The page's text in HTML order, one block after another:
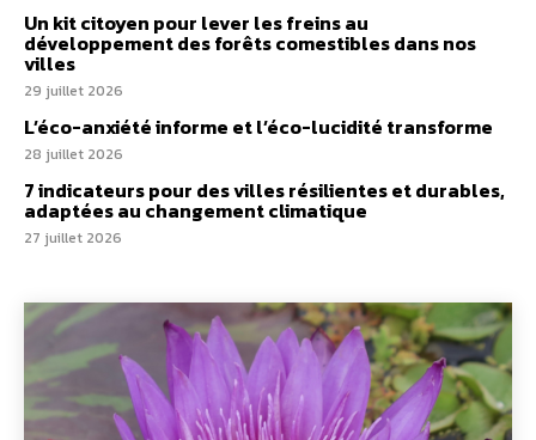
Un kit citoyen pour lever les freins au
développement des forêts comestibles dans nos
villes
29 juillet 2026
L’éco-anxiété informe et l’éco-lucidité transforme
28 juillet 2026
7 indicateurs pour des villes résilientes et durables,
adaptées au changement climatique
27 juillet 2026